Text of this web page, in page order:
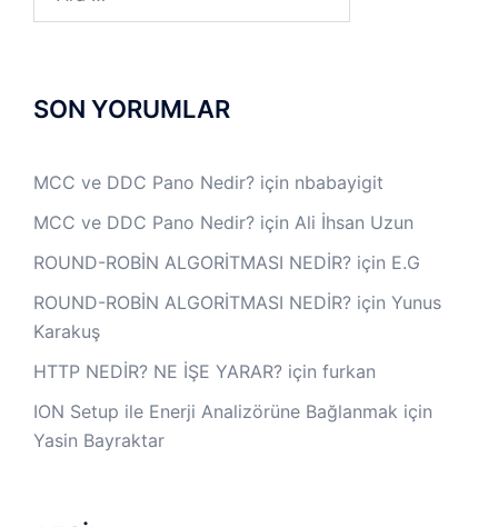
SON YORUMLAR
MCC ve DDC Pano Nedir? için nbabayigit
MCC ve DDC Pano Nedir? için Ali İhsan Uzun
ROUND-ROBİN ALGORİTMASI NEDİR? için E.G
ROUND-ROBİN ALGORİTMASI NEDİR? için Yunus
Karakuş
HTTP NEDİR? NE İŞE YARAR? için furkan
ION Setup ile Enerji Analizörüne Bağlanmak için
Yasin Bayraktar